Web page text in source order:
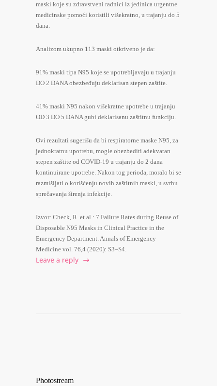
maski koje su zdravstveni radnici iz jedinica urgentne
medicinske pomoći koristili višekratno, u trajanju do 5
dana.
Analizom ukupno 113 maski otkriveno je da:
91% maski tipa N95 koje se upotrebljavaju u trajanju
DO 2 DANA obezbeđuju deklarisan stepen zaštite.
41% maski N95 nakon višekratne upotrebe u trajanju
OD 3 DO 5 DANA gubi deklarisanu zaštitnu funkciju.
Ovi rezultati sugerišu da bi respiratorne maske N95, za
jednokratnu upotrebu, mogle obezbediti adekvatan
stepen zaštite od COVID-19 u trajanju do 2 dana
kontinuirane upotrebe. Nakon tog perioda, moralo bi se
razmišljati o korišćenju novih zaštitnih maski, u svrhu
sprečavanja širenja infekcije.
Izvor: Check, R. et al.: 7 Failure Rates during Reuse of
Disposable N95 Masks in Clinical Practice in the
Emergency Department. Annals of Emergency
Medicine vol. 76,4 (2020): S3–S4.
Leave a reply
Photostream